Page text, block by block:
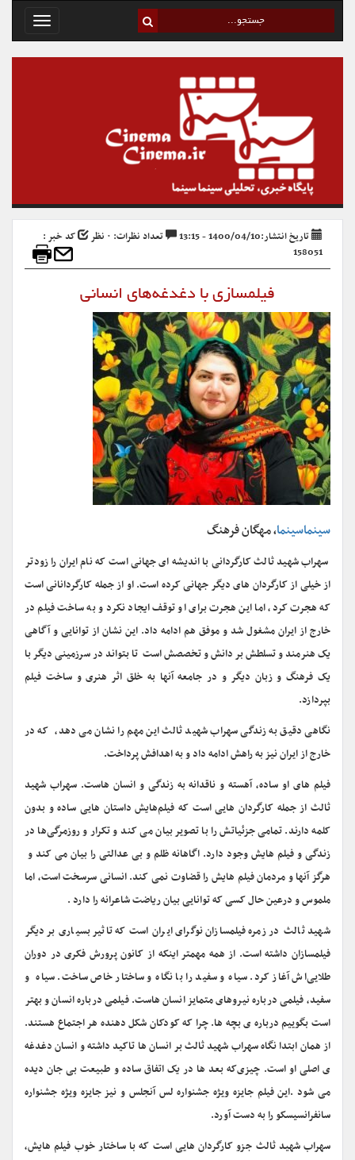
Toggle
تاریخ انتشار:1400/04/10 - 13:15 تعداد نظرات: ۰ نظر
کد خبر :
158051
فیلمسازی با دغدغه‌های انسانی
سینماسینما، مهگان فرهنگ
سهراب شهید ثالث کارگردانی با اندیشه ای جهانی است که نام ایران را زودتر
از خیلی از کارگردان های دیگر جهانی کرده است. او از جمله کارگردانانی است
که هجرت کرد، اما این هجرت برای او توقف ایجاد نکرد و به ساخت فیلم در
خارج از ایران مشغول شد و موفق هم ادامه داد. این نشان از توانایی و آگاهی
یک هنرمند و تسلطش بر دانش و تخصصش است تا بتواند در سرزمینی دیگر با
یک فرهنگ و زبان دیگر و در جامعه آنها به خلق اثر هنری و ساخت فیلم
بپردازد.
نگاهی دقیق به زندگی سهراب شهید ثالث این مهم را نشان می دهد، که در
خارج از ایران نیز به راهش ادامه داد و به اهدافش پرداخت.
فیلم های او ساده، آهسته و ناقدانه به زندگی و انسان هاست. سهراب شهید
ثالث از جمله کارگردان هایی است که فیلم‌هایش داستان هایی ساده و بدون
کلمه دارند. تمامی جزئیاتش را با تصویر بیان می کند و تکرار و روزمرگی‌ها در
زندگی و فیلم هایش وجود دارد. اگاهانه ظلم و بی عدالتی را بیان می کند و
هرگز آنها و مردمان فیلم هایش را قضاوت نمی کند. انسانی سرسخت است، اما
ملموس و درعین حال کسی که توانایی بیان ریاضت شاعرانه را دارد .
شهید ثالث در زمره فیلمسازان نوگرای ایران است که تاثیر بسیاری بر دیگر
فیلمسازان داشته است. از همه مهمتر اینکه از کانون پرورش فکری در دوران
طلایی‌اش آغاز کرد. سیاه و سفید را با نگاه و ساختار خاص ساخت. سیاه و
سفید، فیلمیدرباره نیروهای متمایز انسان هاست. فیلمی درباره انسان و بهتر
است بگوییم درباره ی بچه ها. چرا که کودکان شکل دهنده هر اجتماع هستند.
از همان ابتدا نگاه سهراب شهید ثالث بر انسان ها تاکید داشته و انسان دغدغه
ی اصلی او است. چیزی‌که بعد ها در یک اتفاق ساده و طبیعت بی جان دیده
می شود .این فیلم جایزه ویژه جشنواره لس آنجلس و نیز جایزه ویژه جشنواره
سانفرانسیسکو را به دست آورد.
سهراب شهید ثالث جزو کارگردان هایی است که با ساختار خوب فیلم هایش،